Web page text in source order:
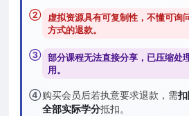
② 虚拟资源具有可复制性，不懂可询
方式的退款。
③ 部分课程无法直接分享，已压缩处
用。
④购买会员后若执意要求退款，需
全部实际学分抵扣。